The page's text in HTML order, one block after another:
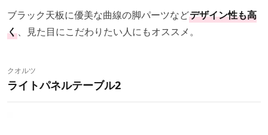
ブラック天板に優美な曲線の脚パーツなどデザイン性も高
く、見た目にこだわりたい人にもオススメ。
クオルツ
ライトパネルテーブル2